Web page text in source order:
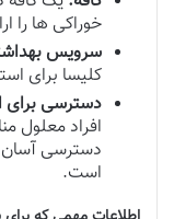
خوراکی ها را
سرویس
کلیسا برای
دسترسی برای
افراد معلول
دسترسی
است.